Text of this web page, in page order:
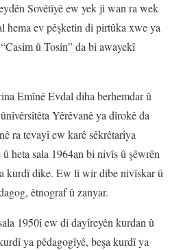
Sovêtîyê ew yek ji wan ra wek
hema ev pêşketin di pirtûka xwe ya
û Tosin” da bi awayekî
Emînê Evdal diha berhemdar û
Yêrêvanê ya dîrokê da
ra tevayî ew karê sêkrêtarîya
heta sala 1964an bi nivîs û şêwrên
kurdî dike. Ew li wir dibe nivîskar û
êtnograf û zanyar.
1950î ew di dayîreyên kurdan û
ya pêdagogîyê, beşa kurdî ya